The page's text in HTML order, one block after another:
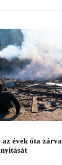
évek óta zárva